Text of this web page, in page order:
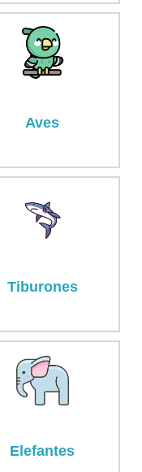
Aves
Tiburones
Elefantes